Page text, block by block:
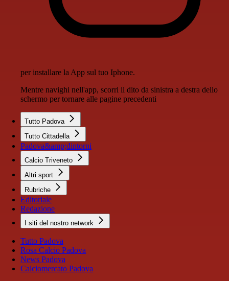
per installare la App sul tuo Iphone.
Mentre navighi nell'app, scorri il dito da sinistra a destra dello
schermo per tornare alle pagine precedenti
Tutto Padova
Tutto Cittadella
Padova&amp;dintorni
Calcio Triveneto
Altri sport
Rubriche
Editoriale
Redazione
I siti del nostro network
Tutto Padova
Rosa Calcio Padova
News Padova
Calciomercato Padova